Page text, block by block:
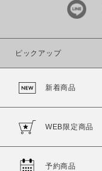
ピックアップ
新着商品
WEB限定商品
予約商品